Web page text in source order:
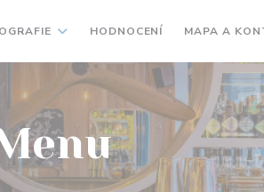
HODNOCENÍ MAPA A